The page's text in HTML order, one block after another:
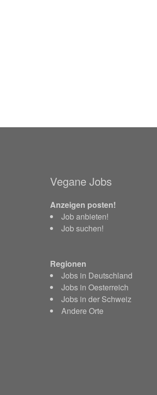
Vegane Jobs
Anzeigen posten!
Job anbieten!
Job suchen!
Regionen
Jobs in Deutschland
Jobs in Oesterreich
Jobs in der Schweiz
Andere Orte